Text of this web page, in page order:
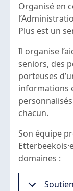
Organisé en
Plus est un
Il organise
seniors, des
porteuses
informations
chacun.
Son équipe
domaines :